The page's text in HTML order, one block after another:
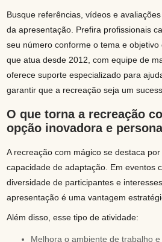
Busque referências, vídeos e
da apresentação. Prefira profissionais
seu número conforme o tema e objetivo
que atua desde 2012, com equipe de
oferece suporte especializado para
garantir que a recreação seja um
O que torna a recreação
opção inovadora e
A recreação com mágico se destaca
capacidade de adaptação. Em eventos
diversidade de participantes e
apresentação é uma vantagem
Além disso, esse tipo de atividade:
Melhora o ambiente de trabalho